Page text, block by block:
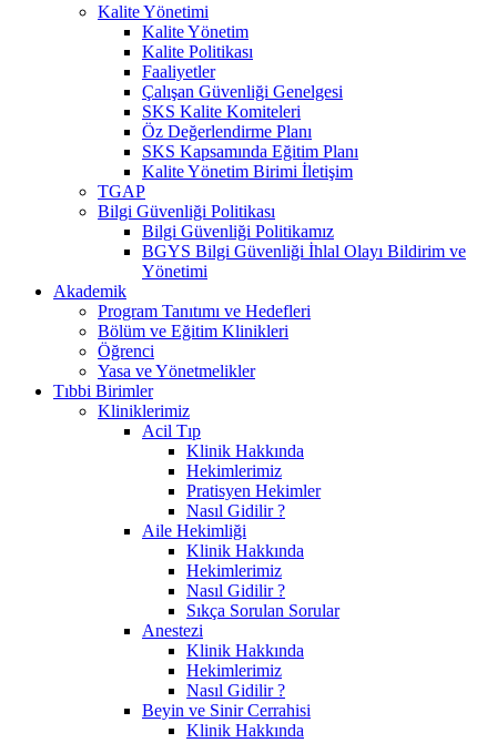
Kalite Yönetimi
Kalite Yönetim
Kalite Politikası
Faaliyetler
Çalışan Güvenliği Genelgesi
SKS Kalite Komiteleri
Öz Değerlendirme Planı
SKS Kapsamında Eğitim Planı
Kalite Yönetim Birimi İletişim
TGAP
Bilgi Güvenliği Politikası
Bilgi Güvenliği Politikamız
BGYS Bilgi Güvenliği İhlal Olayı Bildirim ve
Yönetimi
Akademik
Program Tanıtımı ve Hedefleri
Bölüm ve Eğitim Klinikleri
Öğrenci
Yasa ve Yönetmelikler
Tıbbi Birimler
Kliniklerimiz
Acil Tıp
Klinik Hakkında
Hekimlerimiz
Pratisyen Hekimler
Nasıl Gidilir ?
Aile Hekimliği
Klinik Hakkında
Hekimlerimiz
Nasıl Gidilir ?
Sıkça Sorulan Sorular
Anestezi
Klinik Hakkında
Hekimlerimiz
Nasıl Gidilir ?
Beyin ve Sinir Cerrahisi
Klinik Hakkında